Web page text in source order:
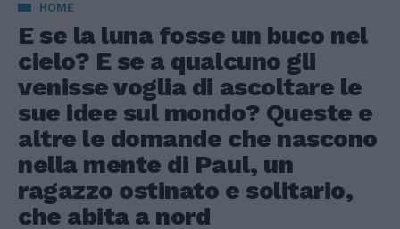
HOME
E se la luna fosse un buco nel
cielo? E se a qualcuno gli
venisse voglia di ascoltare le
sue idee sul mondo? Queste e
altre le domande che nascono
nella mente di Paul, un
ragazzo ostinato e solitario,
che abita a nord